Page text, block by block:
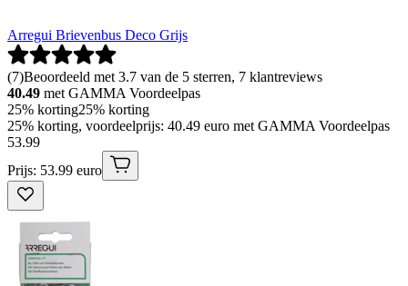
Arregui Brievenbus Deco Grijs
(7)Beoordeeld met 3.7 van de 5 sterren, 7 klantreviews
40.49 met GAMMA Voordeelpas
25% korting25% korting
25% korting, voordeelprijs: 40.49 euro met GAMMA Voordeelpas
53.99
Prijs: 53.99 euro